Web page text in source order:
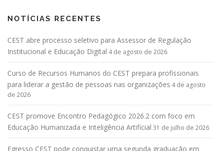
NOTÍCIAS RECENTES
CEST abre processo seletivo para Assessor de Regulação
Institucional e Educação Digital 4 de agosto de 2026
Curso de Recursos Humanos do CEST prepara profissionais
para liderar a gestão de pessoas nas organizações 4 de agosto
de 2026
CEST promove Encontro Pedagógico 2026.2 com foco em
Educação Humanizada e Inteligência Artificial 31 de julho de 2026
Egresso CEST pode conquistar uma segunda graduação em